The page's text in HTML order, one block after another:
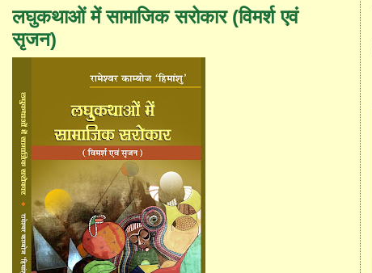
लघुकथाओं में सामाजिक सरोकार (विमर्श एवं
सृजन)